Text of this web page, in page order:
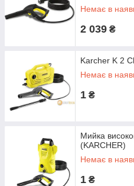
Немає в
2 039 ₴
Karcher K 2
Немає в
1 ₴
Мийка
(KARCHER)
Немає в
1 ₴